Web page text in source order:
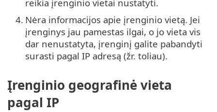
reikia įrenginio vietai nustatyti.
4. Nėra informacijos apie įrenginio vietą. Jei
įrenginys jau pamestas ilgai, o jo vieta vis
dar nenustatyta, įrenginį galite pabandyti
surasti pagal IP adresą (žr. toliau).
Įrenginio geografinė vieta
pagal IP